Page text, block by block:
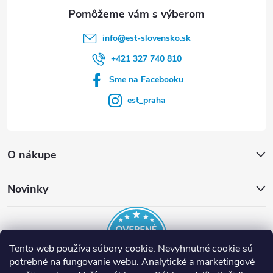
Tento web používa súbory cookie. Nevyhnutné cookie sú
potrebné na fungovanie webu. Analytické a marketingové
O nákupe
Novinky
info@est-slovensko.sk
+421 327 740 810
Sme na Facebooku
est_praha